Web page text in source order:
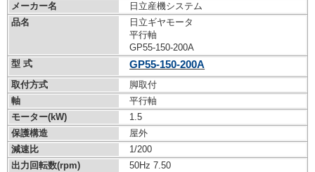
メーカー名
日立産機システム
品名
日立ギヤモータ
平行軸
GP55-150-200A
型 式
GP55-150-200A
取付方式
脚取付
軸
平行軸
モーター(kW)
1.5
保護構造
屋外
減速比
1/200
出力回転数(rpm)
50Hz 7.50